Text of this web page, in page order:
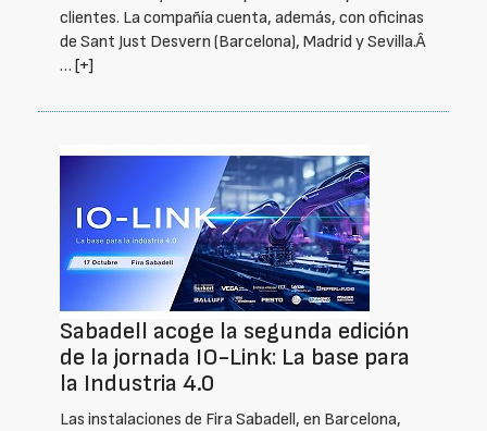
clientes. La compañía cuenta, además, con oficinas
de Sant Just Desvern (Barcelona), Madrid y Sevilla.Â
… [+]
Sabadell acoge la segunda edición
de la jornada IO-Link: La base para
la Industria 4.0
Las instalaciones de Fira Sabadell, en Barcelona,